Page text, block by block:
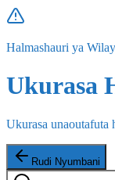
Halmashauri ya
Ukurasa
Ukurasa unaoutafuta
Rudi Nyumbani